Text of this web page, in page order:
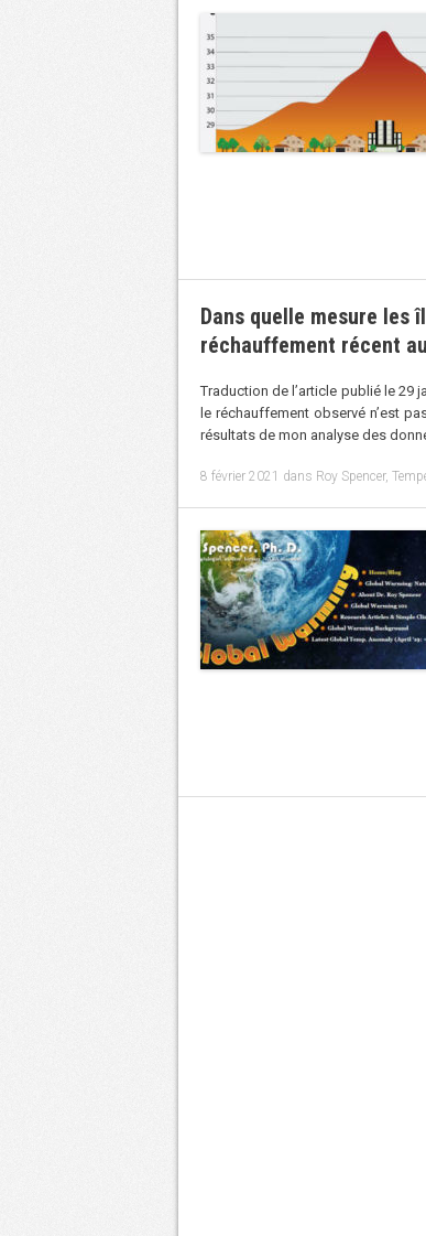
Dans quelle mesure les
réchauffement récent
Traduction de l’article publié le 29
le réchauffement observé n’est
résultats de mon analyse des
8 février 2021 dans Roy Spencer,